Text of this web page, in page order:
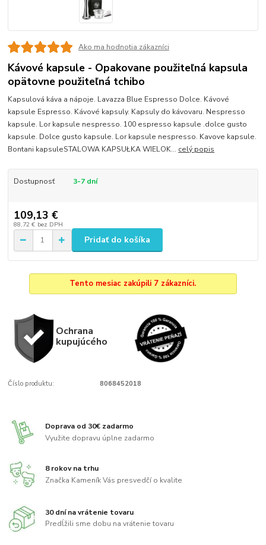
Ako ma hodnotia zákazníci
Kávové kapsule - Opakovane použiteľná kapsula
opätovne použiteľná tchibo
Kapsulová káva a nápoje. Lavazza Blue Espresso Dolce. Kávové
kapsule Espresso. Kávové kapsuly. Kapsuly do kávovaru. Nespresso
kapsule. Lor kapsule nespresso. 100 espresso kapsule .dolce gusto
kapsule. Dolce gusto kapsule. Lor kapsule nespresso. Kavove kapsule.
Bontani kapsuleSTALOWA KAPSUŁKA WIELOK... celý popis
Dostupnosť 3-7 dní
109,13 €
88,72 € bez DPH
Pridať do košíka
Tento mesiac zakúpili 7 zákazníci.
Ochrana
kupujúcého
Číslo produktu: 8068452018
Doprava od 30€ zadarmo
Využite dopravu úplne zadarmo
8 rokov na trhu
Značka Kameník Vás presvedčí o kvalite
30 dní na vrátenie tovaru
Predĺžili sme dobu na vrátenie tovaru